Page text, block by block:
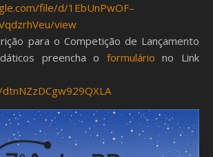
file/d/1EbUnPwOF–
view
para o Competição de Lançamento
preencha o formuláriono Link